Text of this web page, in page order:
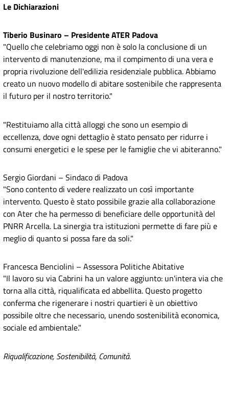
Le Dichiarazioni
Tiberio Businaro – Presidente ATER Padova
"Quello che celebriamo oggi non è solo la conclusione di un
intervento di manutenzione, ma il compimento di una vera e
propria rivoluzione dell'edilizia residenziale pubblica. Abbiamo
creato un nuovo modello di abitare sostenibile che rappresenta
il futuro per il nostro territorio."
"Restituiamo alla città alloggi che sono un esempio di
eccellenza, dove ogni dettaglio è stato pensato per ridurre i
consumi energetici e le spese per le famiglie che vi abiteranno."
Sergio Giordani – Sindaco di Padova
"Sono contento di vedere realizzato un così importante
intervento. Questo è stato possibile grazie alla collaborazione
con Ater che ha permesso di beneficiare delle opportunità del
PNRR Arcella. La sinergia tra istituzioni permette di fare più e
meglio di quanto si possa fare da soli."
Francesca Benciolini – Assessora Politiche Abitative
"Il lavoro su via Cabrini ha un valore aggiunto: un'intera via che
torna alla città, riqualificata ed abbellita. Questo progetto
conferma che rigenerare i nostri quartieri è un obiettivo
possibile oltre che necessario, unendo sostenibilità economica,
sociale ed ambientale."
Riqualificazione, Sostenibilità, Comunità.